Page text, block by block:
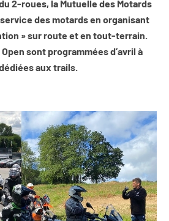
2-roues, la Mutuelle des Motards
des motards en organisant
» sur route et en tout-terrain.
sont programmées d’avril à
aux trails.